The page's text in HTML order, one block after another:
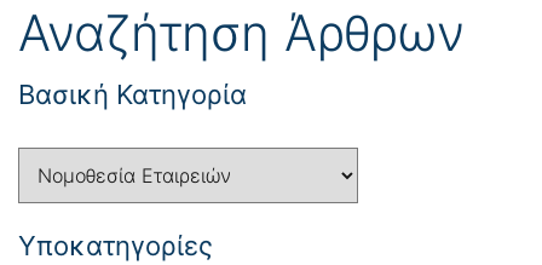
Αναζήτηση Άρθρων
Βασική Κατηγορία
Yποκατηγορίες